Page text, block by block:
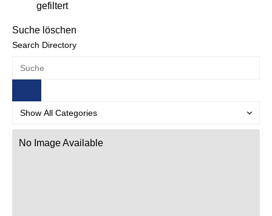
gefiltert
Suche löschen
Search Directory
No Image Available